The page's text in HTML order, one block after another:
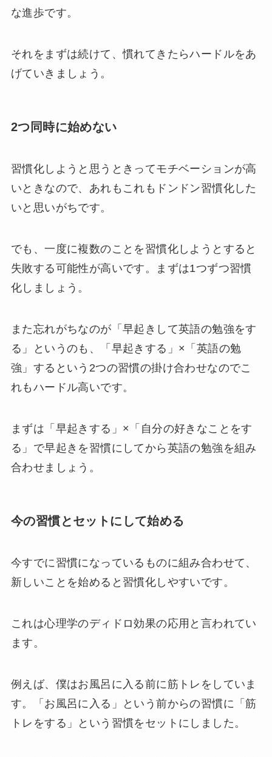
な進歩です。
それをまずは続けて、慣れてきたらハードルをあ
げていきましょう。
2つ同時に始めない
習慣化しようと思うときってモチベーションが高
いときなので、あれもこれもドンドン習慣化した
いと思いがちです。
でも、一度に複数のことを習慣化しようとすると
失敗する可能性が高いです。
まずは1つずつ習慣
化しましょう。
また忘れがちなのが「早起きして英語の勉強をす
る」というのも、「早起きする」×「英語の勉
強」するという2つの習慣の掛け合わせなのでこ
れもハードル高いです。
まずは「早起きする」×「自分の好きなことをす
る」で早起きを習慣にしてから英語の勉強を組み
合わせましょう。
今の習慣とセットにして始める
今すでに習慣になっているものに組み合わせて、
新しいことを始めると習慣化しやすいです。
これは心理学のディドロ効果の応用と言われてい
ます。
例えば、僕はお風呂に入る前に筋トレをしていま
す。「お風呂に入る」という前からの習慣に「筋
トレをする」という習慣をセットにしました。